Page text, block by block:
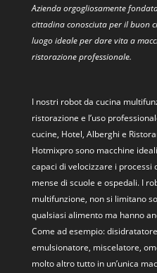
Azienda orgogliosamente
cittadina conosciuta per il buon
luogo ideale per dare vita a
ristorazione professionale.
I nostri robot da cucina
ristorazione e l’uso
cucine, Hotel, Alberghi e
Hotmixpro sono macchine
capaci di velocizzare i
mense di scuole e ospedali. I
multifunzione, non si limitano
qualsiasi alimento ma hanno
Come ad esempio:
emulsionatore, miscelatore,
molto altro tutto in un’unica